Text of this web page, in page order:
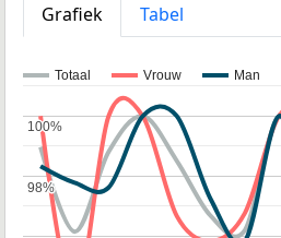
Grafiek
Tabel
Totaal Vrouw Man
98%
98%
100%
100%